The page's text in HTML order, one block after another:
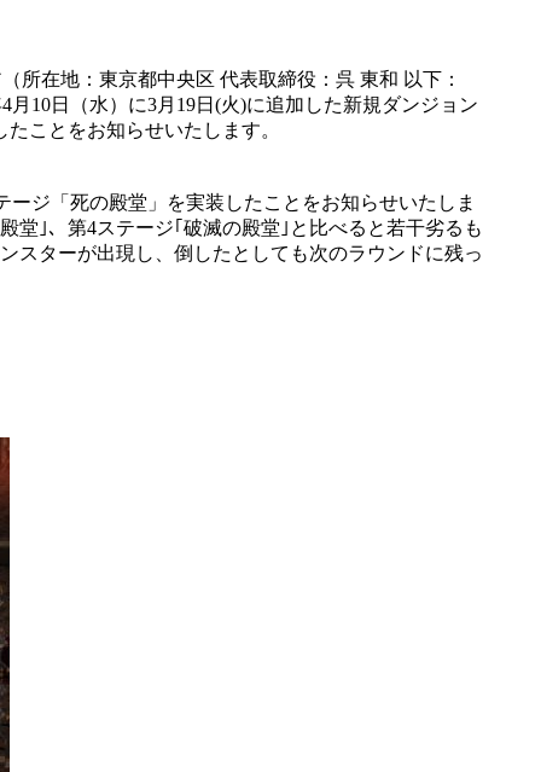
所在地：東京都中央区 代表取締役：呉 東和 以下：
10日（水）に3月19日(火)に追加した新規ダンジョン
ことをお知らせいたします。
ジ「死の殿堂」を実装したことをお知らせいたしま
堂｣、第4ステージ｢破滅の殿堂｣と比べると若干劣るも
スターが出現し、倒したとしても次のラウンドに残っ